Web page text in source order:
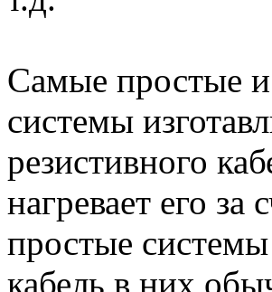
Самые простые и
системы
резистивного
нагревает его за
простые
кабель в них